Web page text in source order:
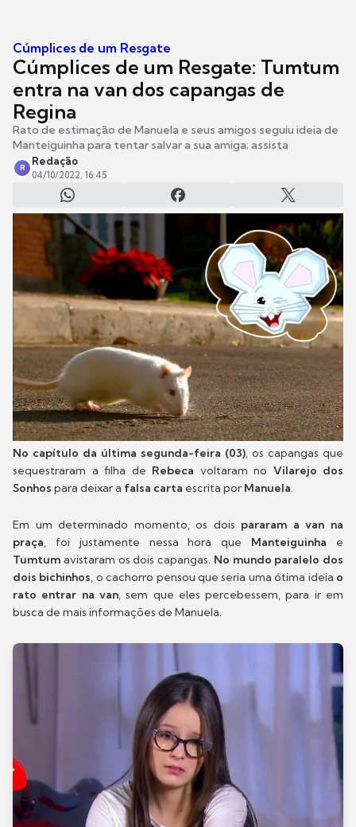
Cúmplices de um Resgate
Cúmplices de um Resgate: Tumtum
entra na van dos capangas de
Regina
Rato de estimação de Manuela e seus amigos seguiu ideia de
Manteiguinha para tentar salvar a sua amiga; assista
R
Redação
04/10/2022, 16:45
No capítulo da última segunda-feira (03), os capangas que
sequestraram a filha de Rebeca voltaram no Vilarejo dos
Sonhos para deixar a falsa carta escrita por Manuela.
Em um determinado momento, os dois pararam a van na
praça, foi justamente nessa hora que Manteiguinha e
Tumtum avistaram os dois capangas. No mundo paralelo dos
dois bichinhos, o cachorro pensou que seria uma ótima ideia o
rato entrar na van, sem que eles percebessem, para ir em
busca de mais informações de Manuela.